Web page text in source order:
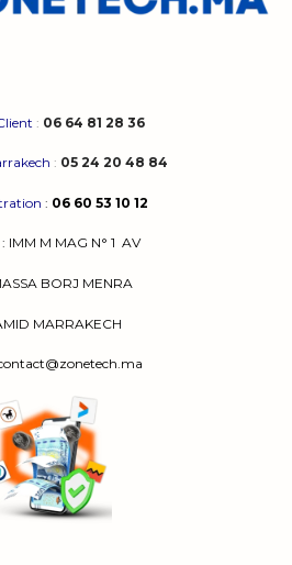
: 06 64 81 28 36
: 05 24 20 48 84
: 06 60 53 10 12
: IMM M MAG N° 1 AV
BORJ MENRA
MARRAKECH